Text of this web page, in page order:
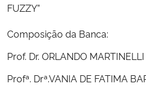
Ministério da Mulher, da Família e dos
FUZZY”
Composição da Banca:
Prof. Dr. ORLANDO
Profª. Drª.VANIA DE FATIMA